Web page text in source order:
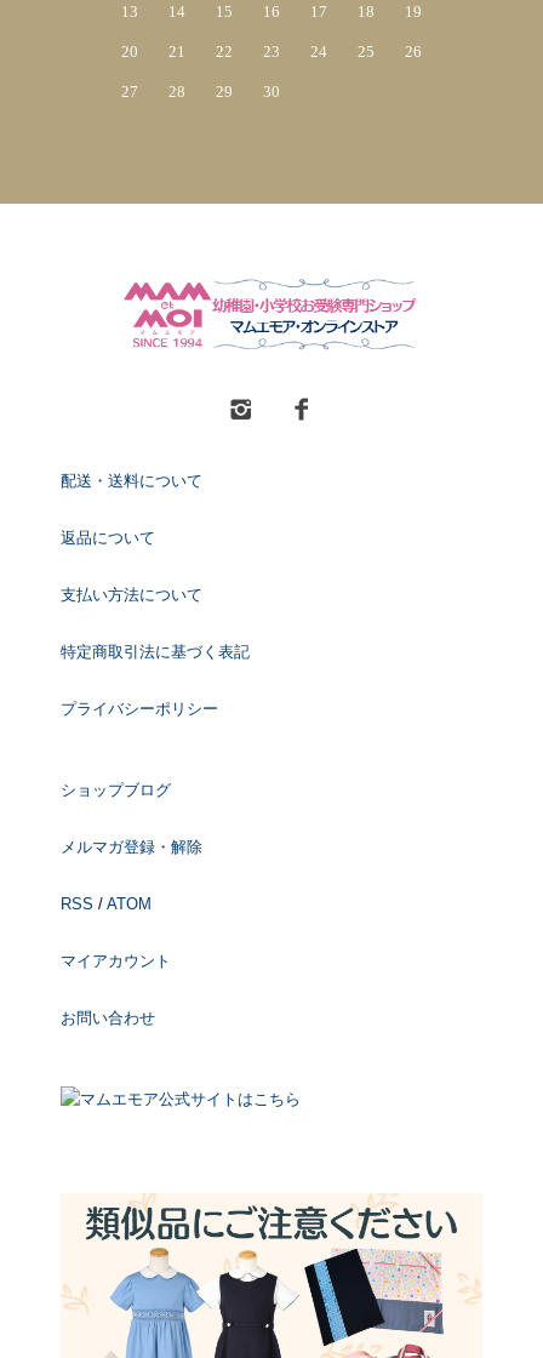
13 14 15 16 17 18 19
20 21 22 23 24 25 26
27 28 29 30
配送・送料について
返品について
支払い方法について
特定商取引法に基づく表記
プライバシーポリシー
ショップブログ
メルマガ登録・解除
RSS / ATOM
マイアカウント
お問い合わせ
マムエモア公式サイトはこちら